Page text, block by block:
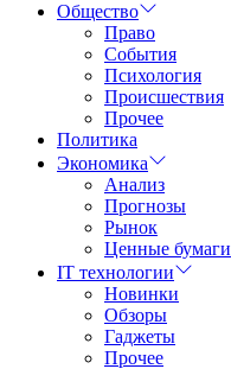
Общество
Право
События
Психология
Происшествия
Прочее
Политика
Экономика
Анализ
Прогнозы
Рынок
Ценные бумаги
IT технологии
Новинки
Обзоры
Гаджеты
Прочее